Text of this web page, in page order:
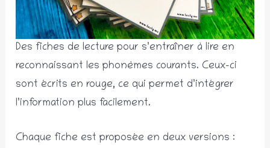
Des fiches de lecture pour s’entraîner à lire en
reconnaissant les phonèmes courants. Ceux-ci
sont écrits en rouge, ce qui permet d’intégrer
l’information plus facilement.
Chaque fiche est proposée en deux versions :